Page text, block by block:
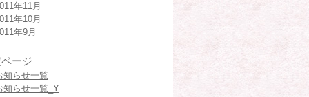
年11月
年10月
年9月
ージ
知らせ一覧
知らせ一覧_Y